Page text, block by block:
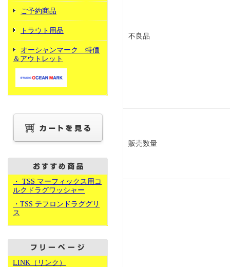
ご予約商品
トラウト用品
オーシャンマーク 特価
＆アウトレット
・ TSS マーフィックス用コ
ルクドラグワッシャー
・TSS テフロンドラググリ
ス
LINK（リンク）
不良品
販売数量